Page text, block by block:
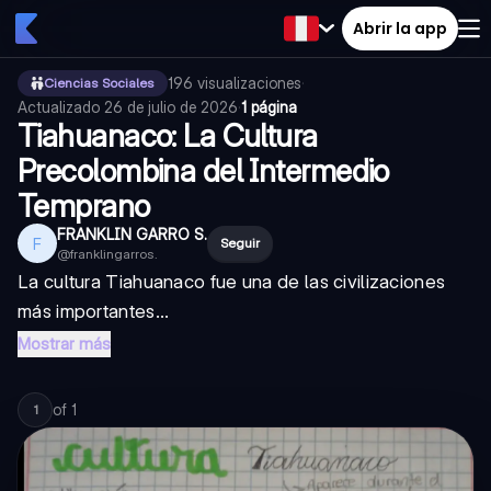
Abrir la app
Ciencias Sociales 196 visualizaciones·
Actualizado 26 de julio de 2026·1 página
Tiahuanaco: La Cultura
Precolombina del Intermedio
Temprano
F FRANKLIN GARRO S.
@franklingarros.
Seguir
La cultura Tiahuanaco fue una de las civilizaciones
más importantes...
Mostrar más
1 of 1